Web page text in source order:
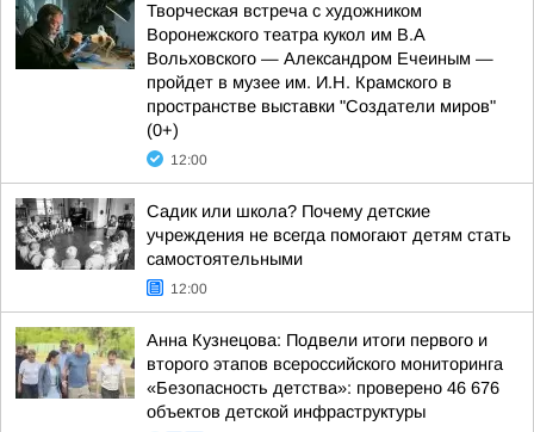
Творческая встреча с художником
Воронежского театра кукол им В.А
Вольховского — Александром Ечеиным —
пройдет в музее им. И.Н. Крамского в
пространстве выставки "Создатели миров"
(0+)
12:00
Садик или школа? Почему детские
учреждения не всегда помогают детям стать
самостоятельными
12:00
Анна Кузнецова: Подвели итоги первого и
второго этапов всероссийского мониторинга
«Безопасность детства»: проверено 46 676
объектов детской инфраструктуры